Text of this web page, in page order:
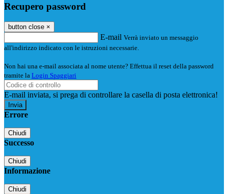
Recupero password
button close ×
E-mail Verrà inviato un messaggio
all'indirizzo indicato con le istruzioni necessarie.
Non hai una e-mail associata al nome utente? Effettua il reset della password
tramite la Login Spaggiari
E-mail inviata, si prega di controllare la casella di posta elettronica!
Errore
Chiudi
Successo
Chiudi
Informazione
Chiudi